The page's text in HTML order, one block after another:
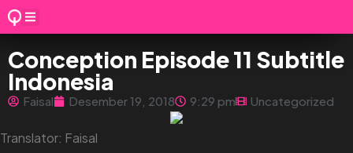
Conception Episode 11 Subtitle
Indonesia
Faisal Desember 19, 2018 9:29 pm Uncategorized
Translator: Faisal